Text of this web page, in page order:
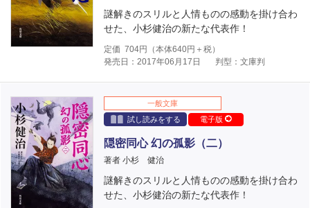
謎解きのスリルと人情ものの感動を掛け合わ
せた、小杉健治の新たな代表作！
定価 704円（本体640円＋税）
発売日：2017年06月17日
判型：文庫判
一般文庫
試し読みをする
電子版
隠密同心 幻の孤影（二）
著者 小杉 健治
謎解きのスリルと人情ものの感動を掛け合わ
せた、小杉健治の新たな代表作！